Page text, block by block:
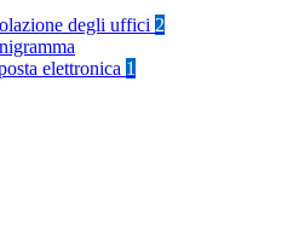
degli uffici 2
elettronica 1